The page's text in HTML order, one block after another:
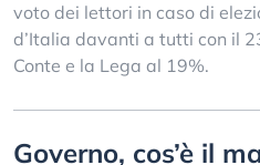
voto dei lettori in caso di
d’Italia davanti a tutti con il
Conte e la Lega al 19%.
Governo, cos’è il